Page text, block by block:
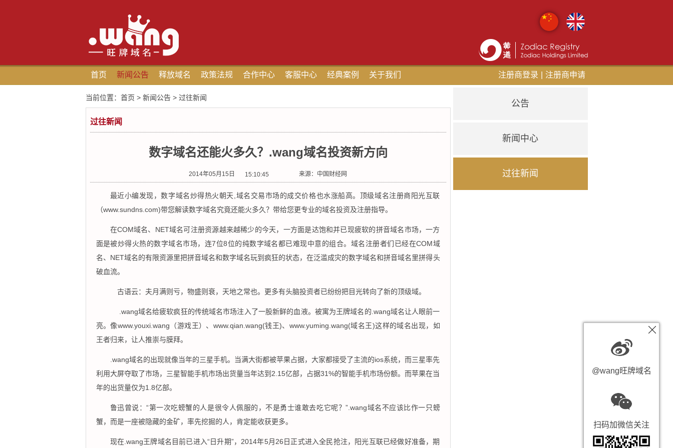
首页 新闻公告 释放域名 政策法规 合作中心 客服中心 经典案例 关于我们 注册商登录 注册商申请
当前位置： 首页 > 新闻公告> 过往新闻
过往新闻
数字域名还能火多久？.wang域名投资新方向
2014年05月15日 15:10:45 来源： 中国财经网
最近小编发现，数字域名炒得热火朝天,域名交易市场的成交价格也水涨船高。顶级域名注册商阳光互联
（www.sundns.com)带您解读数字域名究竟还能火多久？带给您更专业的域名投资及注册指导。
在COM域名、NET域名可注册资源越来越稀少的今天，一方面是达饱和并已现疲软的拼音域名市场，一方
面是被炒得火热的数字域名市场，连7位8位的纯数字域名都已难现中意的组合。域名注册者们已经在COM域
名、NET域名的有限资源里把拼音域名和数字域名玩到疯狂的状态，在泛滥成灾的数字域名和拼音域名里拼得头
破血流。
古语云：夫月满则亏，物盛则衰，天地之常也。更多有头脑投资者已纷纷把目光转向了新的顶级域。
.wang域名给疲软疯狂的传统域名市场注入了一股新鲜的血液。被寓为王牌域名的.wang域名让人眼前一
亮。像www.youxi.wang（游戏王）、www.qian.wang(钱王)、www.yuming.wang(域名王)这样的域名出现，如
王者归来，让人推崇与膜拜。
.wang域名的出现就像当年的三星手机。当满大街都被苹果占据，大家都接受了主流的ios系统，而三星率先
利用大屏夺取了市场，三星智能手机市场出货量当年达到2.15亿部，占据31%的智能手机市场份额。而苹果在当
年的出货量仅为1.8亿部。
鲁迅曾说：“第一次吃螃蟹的人是很令人佩服的，不是勇士谁敢去吃它呢？”.wang域名不应该比作一只螃
蟹，而是一座被隐藏的金矿，率先挖掘的人，肯定能收获更多。
现在.wang王牌域名目前已进入“日升期”，2014年5月26日正式进入全民抢注，阳光互联已经做好准备，期
公告
新闻中心
过往新闻
@wang旺牌域名
扫码加微信关注